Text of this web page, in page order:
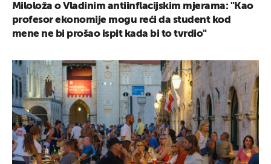
Miloloža o Vladinim antiinflacijskim mjerama: "Kao
profesor ekonomije mogu reći da student kod
mene ne bi prošao ispit kada bi to tvrdio"